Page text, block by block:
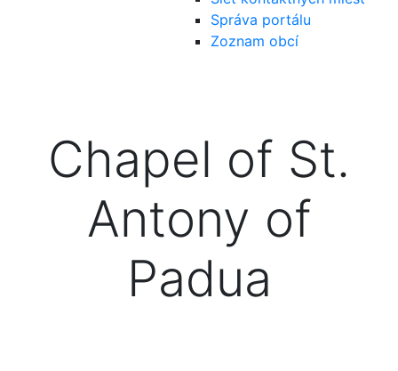
Správa portálu
Zoznam obcí
Chapel of St.
Antony of
Padua